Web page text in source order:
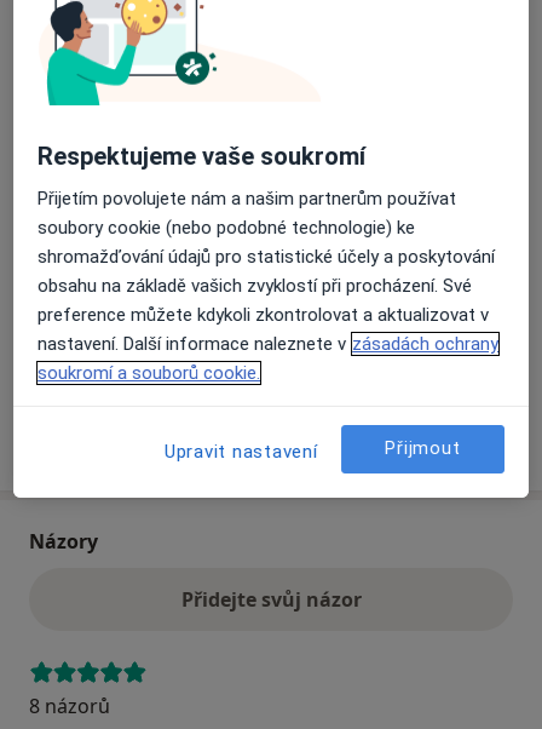
Interna, diabetologie
Dvořákova 1559,
se otevře v nové záložce
Dostupnost
Na této adrese online kalendář není aktivní
Co mám v takové situaci udělat?
Způsoby platby (soukromé návštěvy)
Na teto adrese lékař přijímá pacienty na pojišťovnu
Detaily
Víceo adrese
Názory
Přidejte svůj názor
8 názorů
Respektujeme vaše soukromí
Přijetím povolujete nám a našim partnerům používat
soubory cookie (nebo podobné technologie) ke
shromažďování údajů pro statistické účely a poskytování
obsahu na základě vašich zvyklostí při procházení. Své
preference můžete kdykoli zkontrolovat a aktualizovat v
nastavení. Další informace naleznete v zásadách ochrany
soukromí a souborů cookie.
Upravit nastavení Přijmout